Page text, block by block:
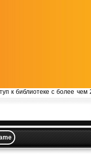
к библиотеке с более чем